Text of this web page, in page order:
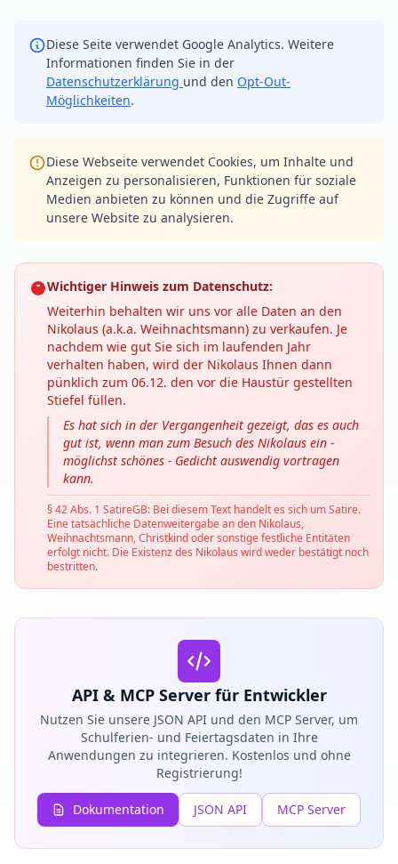
Diese Seite verwendet Google Analytics. Weitere
Informationen finden Sie in der
Datenschutzerklärung und den Opt-Out-
Möglichkeiten.
Diese Webseite verwendet Cookies, um Inhalte und
Anzeigen zu personalisieren, Funktionen für soziale
Medien anbieten zu können und die Zugriffe auf
unsere Website zu analysieren.
Wichtiger Hinweis zum Datenschutz:
Weiterhin behalten wir uns vor alle Daten an den
Nikolaus (a.k.a. Weihnachtsmann) zu verkaufen. Je
nachdem wie gut Sie sich im laufenden Jahr
verhalten haben, wird der Nikolaus Ihnen dann
pünklich zum 06.12. den vor die Haustür gestellten
Stiefel füllen.
Es hat sich in der Vergangenheit gezeigt, das es auch
gut ist, wenn man zum Besuch des Nikolaus ein -
möglichst schönes - Gedicht auswendig vortragen
kann.
§ 42 Abs. 1 SatireGB: Bei diesem Text handelt es sich um Satire.
Eine tatsächliche Datenweitergabe an den Nikolaus,
Weihnachtsmann, Christkind oder sonstige festliche Entitäten
erfolgt nicht. Die Existenz des Nikolaus wird weder bestätigt noch
bestritten.
API & MCP Server für Entwickler
Nutzen Sie unsere JSON API und den MCP Server, um
Schulferien- und Feiertagsdaten in Ihre
Anwendungen zu integrieren. Kostenlos und ohne
Registrierung!
Dokumentation JSON API MCP Server